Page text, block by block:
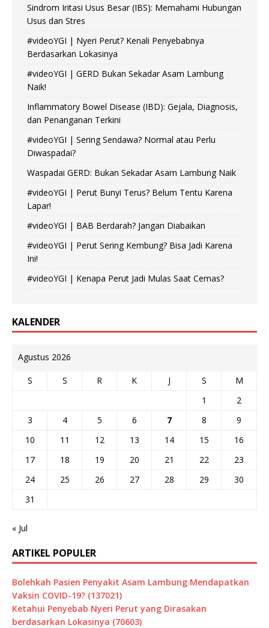
Sindrom Iritasi Usus Besar (IBS): Memahami Hubungan
Usus dan Stres
#videoYGI | Nyeri Perut? Kenali Penyebabnya
Berdasarkan Lokasinya
#videoYGI | GERD Bukan Sekadar Asam Lambung
Naik!
Inflammatory Bowel Disease (IBD): Gejala, Diagnosis,
dan Penanganan Terkini
#videoYGI | Sering Sendawa? Normal atau Perlu
Diwaspadai?
Waspadai GERD: Bukan Sekadar Asam Lambung Naik
#videoYGI | Perut Bunyi Terus? Belum Tentu Karena
Lapar!
#videoYGI | BAB Berdarah? Jangan Diabaikan
#videoYGI | Perut Sering Kembung? Bisa Jadi Karena
Ini!
#videoYGI | Kenapa Perut Jadi Mulas Saat Cemas?
KALENDER
Agustus 2026
S S R K J S
M
1
2
3
4 5 6 7 8
9
10
11 12 13 14 15
16
17
18 19 20 21 22
23
24
25 26 27 28 29
30
31
« Jul
ARTIKEL POPULER
Bolehkah Pasien Penyakit Asam Lambung Mendapatkan
Vaksin COVID-19? (137021)
Ketahui Penyebab Nyeri Perut yang Dirasakan
berdasarkan Lokasinya (70603)